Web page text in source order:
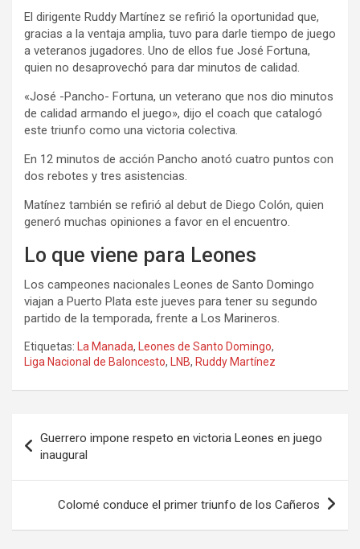
El dirigente Ruddy Martínez se refirió la oportunidad que,
gracias a la ventaja amplia, tuvo para darle tiempo de juego
a veteranos jugadores. Uno de ellos fue José Fortuna,
quien no desaprovechó para dar minutos de calidad.
«José -Pancho- Fortuna, un veterano que nos dio minutos
de calidad armando el juego», dijo el coach que catalogó
este triunfo como una victoria colectiva.
En 12 minutos de acción Pancho anotó cuatro puntos con
dos rebotes y tres asistencias.
Matínez también se refirió al debut de Diego Colón, quien
generó muchas opiniones a favor en el encuentro.
Lo que viene para Leones
Los campeones nacionales Leones de Santo Domingo
viajan a Puerto Plata este jueves para tener su segundo
partido de la temporada, frente a Los Marineros.
Etiquetas: La Manada, Leones de Santo Domingo,
Liga Nacional de Baloncesto, LNB, Ruddy Martínez
de
entradas
Guerrero impone respeto en victoria Leones en juego
inaugural
Colomé conduce el primer triunfo de los Cañeros